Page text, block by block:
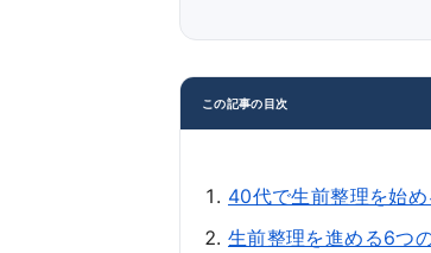
この記事の目次
40代で生前整理を始め
生前整理を進める6つ